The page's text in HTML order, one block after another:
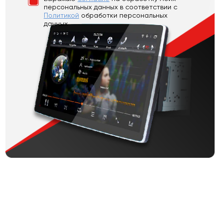
персональных данных в соответствии с
Политикой обработки персональных
данных